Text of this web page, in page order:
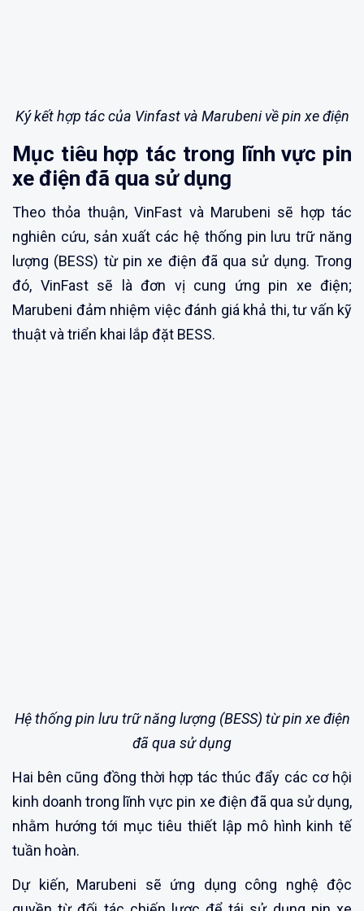
Ký kết hợp tác của Vinfast và Marubeni về pin xe điện
Mục tiêu hợp tác trong lĩnh vực pin
xe điện đã qua sử dụng
Theo thỏa thuận, VinFast và Marubeni sẽ hợp tác
nghiên cứu, sản xuất các hệ thống pin lưu trữ năng
lượng (BESS) từ pin xe điện đã qua sử dụng. Trong
đó, VinFast sẽ là đơn vị cung ứng pin xe điện;
Marubeni đảm nhiệm việc đánh giá khả thi, tư vấn kỹ
thuật và triển khai lắp đặt BESS.
Hệ thống pin lưu trữ năng lượng (BESS) từ pin xe điện
đã qua sử dụng
Hai bên cũng đồng thời hợp tác thúc đẩy các cơ hội
kinh doanh trong lĩnh vực pin xe điện đã qua sử dụng,
nhằm hướng tới mục tiêu thiết lập mô hình kinh tế
tuần hoàn.
Dự kiến, Marubeni sẽ ứng dụng công nghệ độc